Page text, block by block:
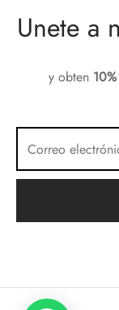
Unete a
y obten 10%